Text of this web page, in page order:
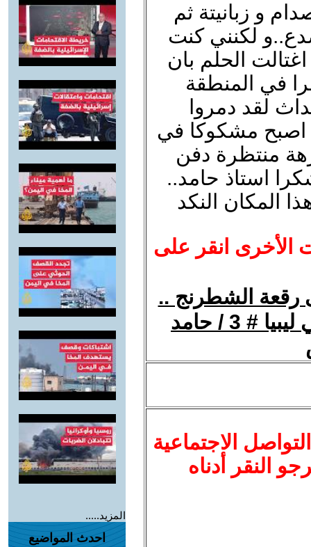
و زبانيتة ثم
لكنني كنت
اغتالت الحلم بان
في المنطقة
لقد دمروا
اصبح مشكوكا في
منتظرة دفن
استاذ حامد..
المكان النكد
الأخرى انقر على
رقعة الشطرنج ..
صور قريبة من وقائع الثورة في ليبيا # 3 / حامد
الاجتماعية
النقر أدناه
المزيد.....
احدث المواضيع